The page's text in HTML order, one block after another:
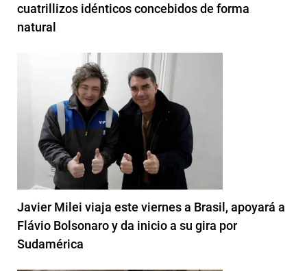
cuatrillizos idénticos concebidos de forma
natural
Javier Milei viaja este viernes a Brasil, apoyará a
Flávio Bolsonaro y da inicio a su gira por
Sudamérica